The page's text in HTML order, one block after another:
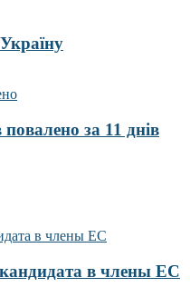
за 11 днів
в члены ЕС